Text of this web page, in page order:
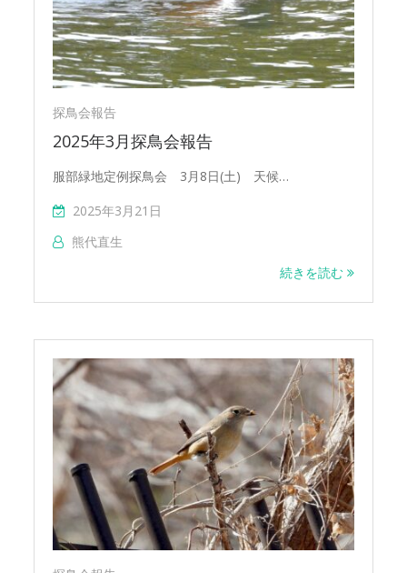
探鳥会報告
2025年3月探鳥会報告
服部緑地定例探鳥会 3月8日(土) 天候…
2025年3月21日
熊代直生
続きを読む